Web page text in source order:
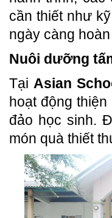
cần thiết như
ngày càng
Nuôi dưỡng
Tại Asian
hoạt động
đảo học sinh.
món quà thiết